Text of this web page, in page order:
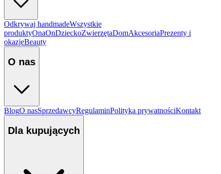
Odkrywaj handmadeWszystkie
produktyOnaOnDzieckoZwierzętaDomAkcesoriaPrezenty i
okazjeBeauty
O nas
BlogO nasSprzedawcyRegulaminPolityka prywatnościKontakt
Dla kupujących